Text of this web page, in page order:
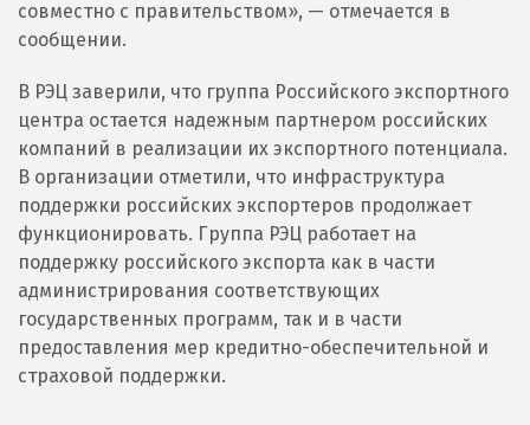
совместно с правительством», — отмечается в
сообщении.
В РЭЦ заверили, что группа Российского экспортного
центра остается надежным партнером российских
компаний в реализации их экспортного потенциала.
В организации отметили, что инфраструктура
поддержки российских экспортеров продолжает
функционировать. Группа РЭЦ работает на
поддержку российского экспорта как в части
администрирования соответствующих
государственных программ, так и в части
предоставления мер кредитно-обеспечительной и
страховой поддержки.